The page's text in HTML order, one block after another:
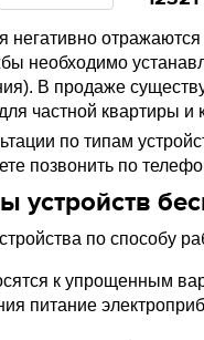
необходимо
В продаже
частной квартиры и
по типам
позвонить по
устройств
по способу
к упрощенным
питание